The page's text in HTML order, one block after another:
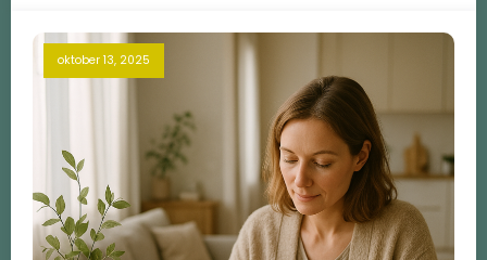
oktober 13, 2025